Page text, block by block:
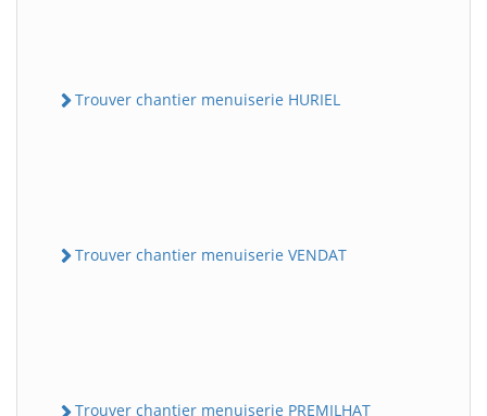
Trouver chantier menuiserie HURIEL
Trouver chantier menuiserie VENDAT
Trouver chantier menuiserie PREMILHAT